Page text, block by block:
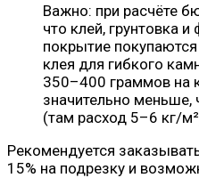
Важно: при расчёте
что клей, грунтовка
покрытие
клея для гибкого
350–400 граммов на
значительно меньше,
(там расход 5–6 кг/
Рекомендуется
15% на подрезку и